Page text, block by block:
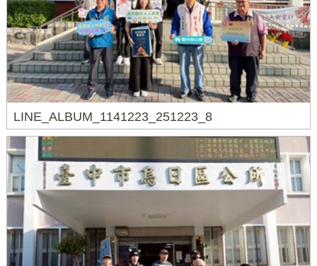
LINE_ALBUM_1141223_251223_8